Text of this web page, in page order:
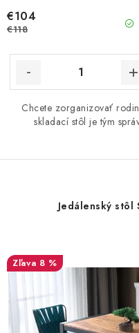
€104
€118
Chcete zorganizovať
skladací stôl je tým
Jedálenský stôl
8 %